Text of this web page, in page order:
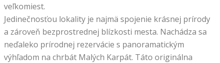
veľkomiest.
Jedinečnosťou lokality je najmä spojenie krásnej prírody
a zároveň bezprostrednej blízkosti mesta. Nachádza sa
neďaleko prírodnej rezervácie s panoramatickým
výhľadom na chrbát Malých Karpát. Táto originálna